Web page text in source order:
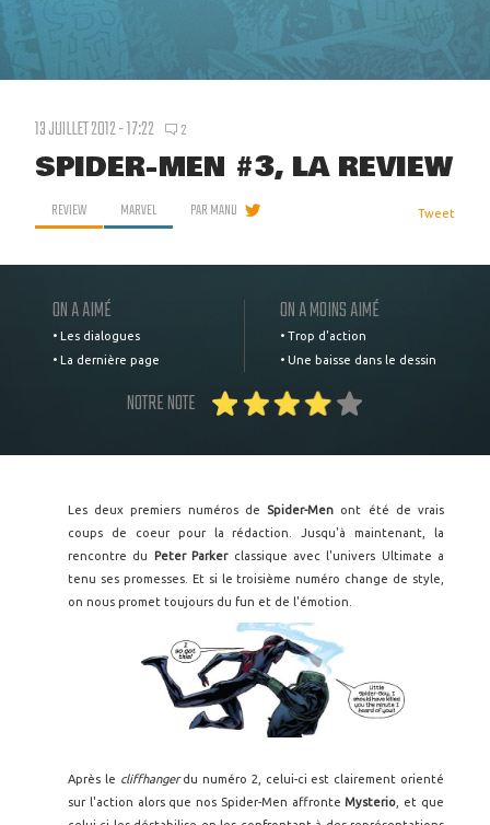
13 JUILLET 2012 - 17:22 2
SPIDER-MEN #3, LA REVIEW
REVIEW MARVEL PARMANU Tweet
ON A AIMÉ
• Les dialogues
• La dernière page
ON A MOINS AIMÉ
• Trop d'action
• Une baisse dans le dessin
NOTRE NOTE
Les deux premiers numéros de Spider-Men ont été de vrais
coups de coeur pour la rédaction. Jusqu'à maintenant, la
rencontre du
Peter Parkerclassique avec l'univers Ultimate a
tenu ses promesses. Et si le troisième numéro change de style,
on nous promet toujours du fun et de l'émotion.
Après le cliffhangerdu numéro 2, celui-ci est clairement orienté
sur l'action alors que nos Spider-Men affronteMysterio , et que